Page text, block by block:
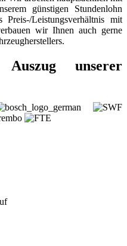
günstigen Stundenlohn
Leistungsverhältnis mit
wir Ihnen auch gerne
unserer